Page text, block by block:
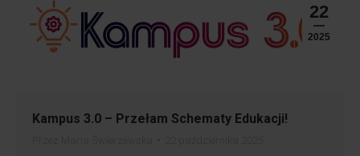
22
2025
Kampus 3.0 – Przełam Schematy Edukacji!